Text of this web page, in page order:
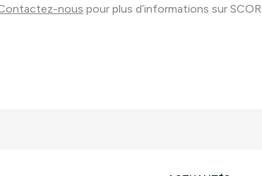
nous pour plus d’informations sur